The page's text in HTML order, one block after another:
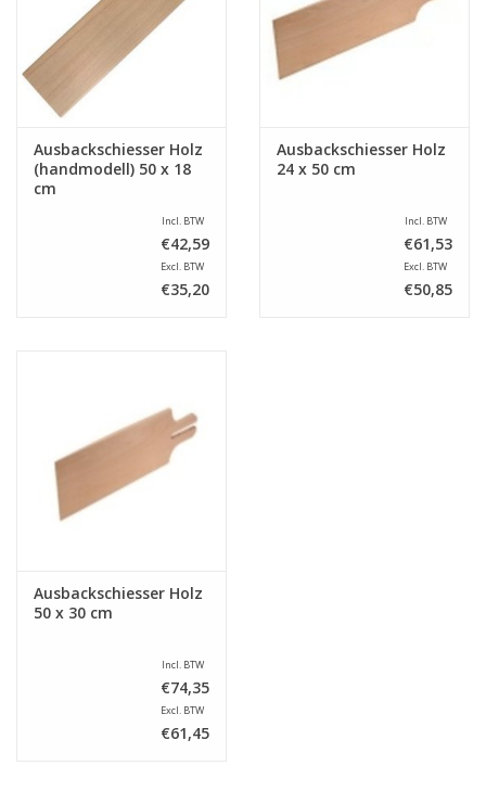
Ausbackschiesser Holz
(handmodell) 50 x 18
cm
Incl. BTW
€42,59
Excl. BTW
€35,20
Ausbackschiesser Holz
24 x 50 cm
Incl. BTW
€61,53
Excl. BTW
€50,85
Ausbackschiesser Holz
50 x 30 cm
Incl. BTW
€74,35
Excl. BTW
€61,45